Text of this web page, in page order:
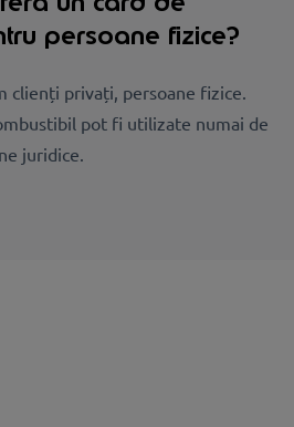
persoane fizice?
clienți privați, persoane fizice.
pot fi utilizate numai de
juridice.